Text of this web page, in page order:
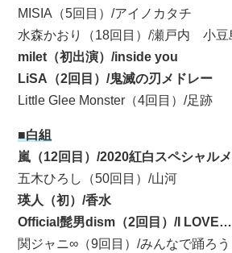
MISIA（5回目）/アイノカタチ
水森かおり（18回目）/瀬戸内 小豆
milet（初出演）/inside you
LiSA（2回目）/鬼滅の刃メドレー
Little Glee Monster（4回目）/足跡
■白組
嵐（12回目）/2020紅白スペシャル
五木ひろし（50回目）/山河
瑛人（初）/香水
Official髭男dism（2回目）/I LOVE…
関ジャニ∞（9回目）/みんなで踊ろ